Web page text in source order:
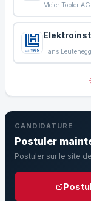
Meier Tobler
Hans
CANDIDATURE
Postuler
Postuler sur le site